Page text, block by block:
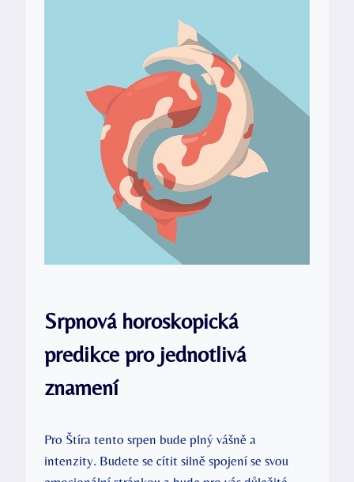
Srpnová horoskopická
predikce pro jednotlivá
znamení
Pro Štíra tento srpen bude plný vášně a
intenzity. Budete se cítit silně spojení se svou